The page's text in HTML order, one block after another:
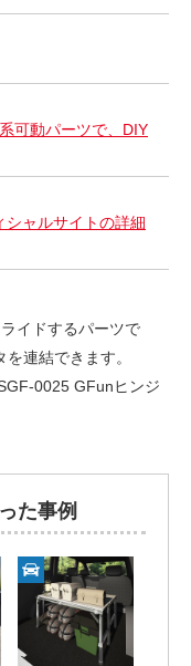
可動パーツで、DIY
シャルサイトの詳細
イドするパーツで
連結できます。
0025 GFunヒンジ
た事例